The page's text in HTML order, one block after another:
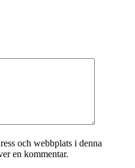
och webbplats i denna
en kommentar.